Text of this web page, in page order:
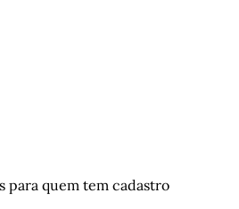
para quem tem cadastro